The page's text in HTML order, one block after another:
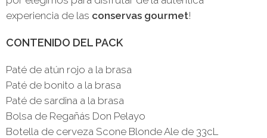
experiencia de las conservas gourmet!
CONTENIDO DEL PACK
Paté de atún rojo a la brasa
Paté de bonito a la brasa
Paté de sardina a la brasa
Bolsa de Regañás Don Pelayo
Botella de cerveza Scone Blonde Ale de 33cL